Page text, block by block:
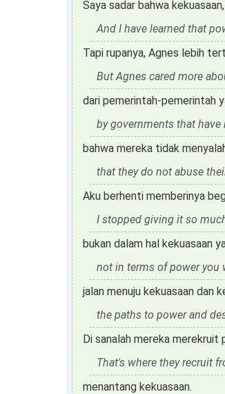
Saya sadar bahwa kekuasaan,
And I have learned that
Tapi rupanya, Agnes lebih
But Agnes cared more
dari pemerintah-pemerintah
by governments that
bahwa mereka tidak
that they do not abuse
Aku berhenti memberinya
I stopped giving it so
bukan dalam hal kekuasaan
not in terms of power you
jalan menuju kekuasaan dan
the paths to power and
Di sanalah mereka merekruit
That's where they recruit
menantang kekuasaan.